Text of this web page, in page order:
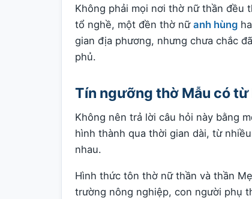
Không phải mọi nơi thờ nữ thần đều
tổ nghề, một đền thờ nữ anh hùng
gian địa phương, nhưng chưa chắc
phủ.
Tín ngưỡng thờ Mẫu có từ
Không nên trả lời câu hỏi này bằng
hình thành qua thời gian dài, từ
nhau.
Hình thức tôn thờ nữ thần và thần
trường nông nghiệp, con người phụ